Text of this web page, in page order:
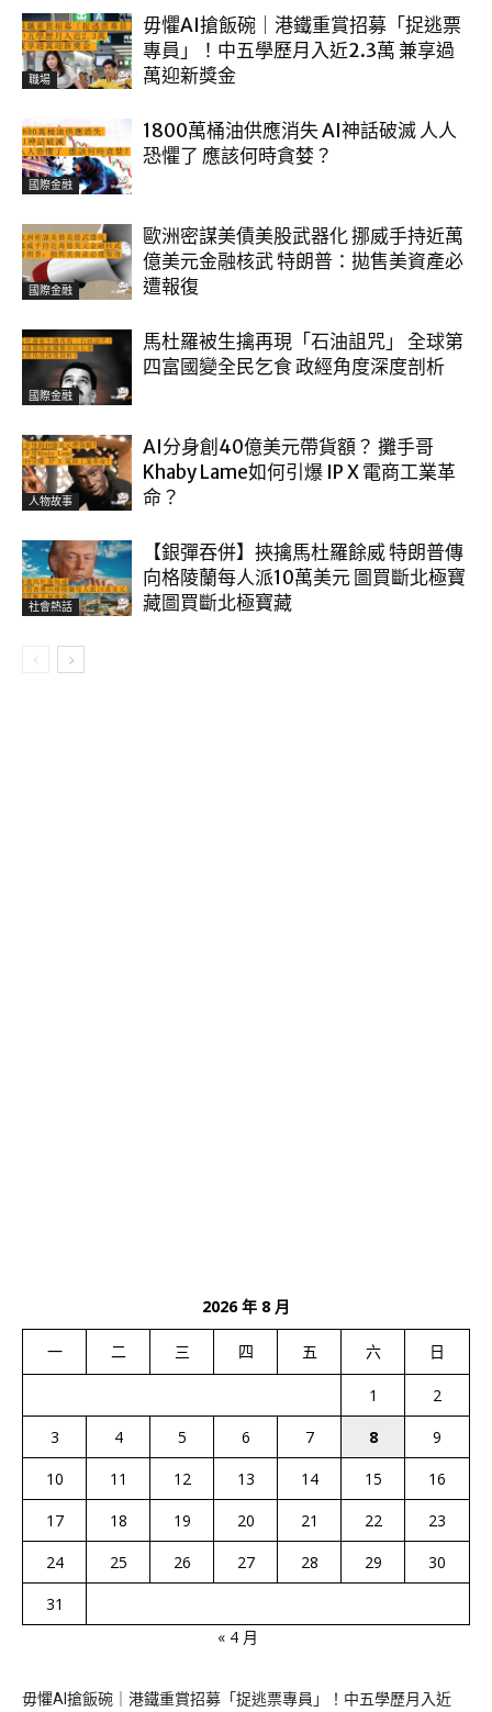
職場
毋懼AI搶飯碗｜港鐵重賞招募「捉逃票
專員」！中五學歷月入近2.3萬 兼享過
萬迎新獎金
國際金融
1800萬桶油供應消失 AI神話破滅 人人
恐懼了 應該何時貪婪？
國際金融
歐洲密謀美債美股武器化 挪威手持近萬
億美元金融核武 特朗普：拋售美資產必
遭報復
國際金融
馬杜羅被生擒再現「石油詛咒」 全球第
四富國變全民乞食 政經角度深度剖析
人物故事
AI分身創40億美元帶貨額？ 攤手哥
Khaby Lame如何引爆 IP X 電商工業革
命？
社會熱話
【銀彈吞併】挾擒馬杜羅餘威 特朗普傳
向格陵蘭每人派10萬美元 圖買斷北極寶
藏圖買斷北極寶藏
2026 年 8 月
一 二 三 四 五 六 日
1
2
3
4 5 6 7 8
9
10
11 12 13 14 15
16
17
18 19 20 21 22
23
24
25 26 27 28 29
30
31
« 4 月
毋懼AI搶飯碗｜港鐵重賞招募「捉逃票專員」！中五學歷月入近